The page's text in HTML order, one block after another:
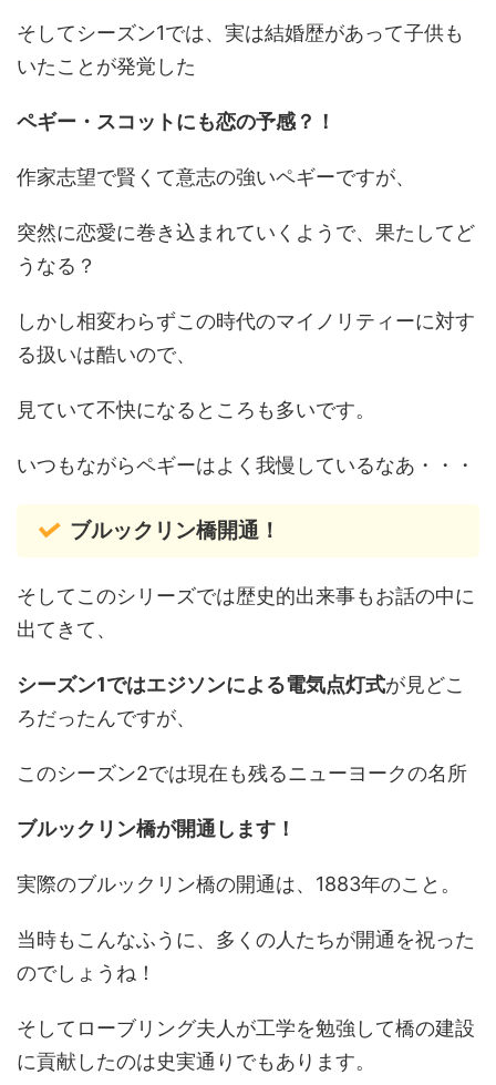
そしてシーズン1では、実は結婚歴があって子供も
いたことが発覚した
ペギー・スコットにも恋の予感？！
作家志望で賢くて意志の強いペギーですが、
突然に恋愛に巻き込まれていくようで、果たしてど
うなる？
しかし相変わらずこの時代のマイノリティーに対す
る扱いは酷いので、
見ていて不快になるところも多いです。
いつもながらペギーはよく我慢しているなあ・・・
ブルックリン橋開通！
そしてこのシリーズでは歴史的出来事もお話の中に
出てきて、
シーズン1ではエジソンによる電気点灯式が見どこ
ろだったんですが、
このシーズン2では現在も残るニューヨークの名所
ブルックリン橋が開通します！
実際のブルックリン橋の開通は、1883年のこと。
当時もこんなふうに、多くの人たちが開通を祝った
のでしょうね！
そしてローブリング夫人が工学を勉強して橋の建設
に貢献したのは史実通りでもあります。